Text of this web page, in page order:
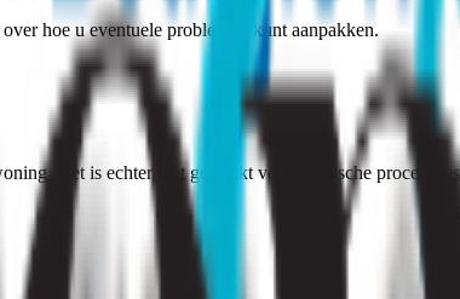
hoe u eventuele problemen kunt aanpakken.
Het is echter niet geschikt voor juridische